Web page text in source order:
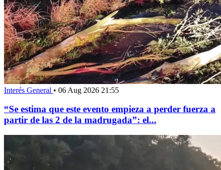
Interés General • 06 Aug 2026 21:55
“Se estima que este evento empieza a perder fuerza a
partir de las 2 de la madrugada”: el...